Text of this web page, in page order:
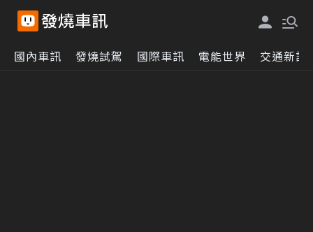
國內車訊 發燒試駕 國際車訊 電能世界 交通新訊